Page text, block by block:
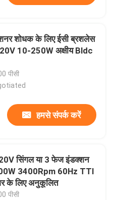
शोधक के लिए ईसी ब्रशलेस
10-250W अक्षीय Bldc
पीसी
हमसे संपर्क करें
सिंगल या 3 फेज इंडक्शन
3400Rpm 60Hz TTI
के लिए अनुकूलित
पीसी